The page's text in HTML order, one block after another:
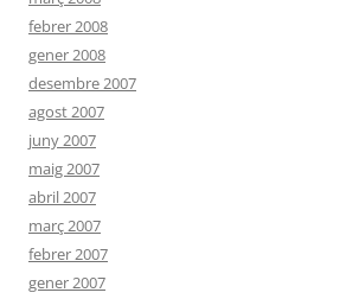
febrer 2008
gener 2008
desembre 2007
agost 2007
juny 2007
maig 2007
abril 2007
març 2007
febrer 2007
gener 2007